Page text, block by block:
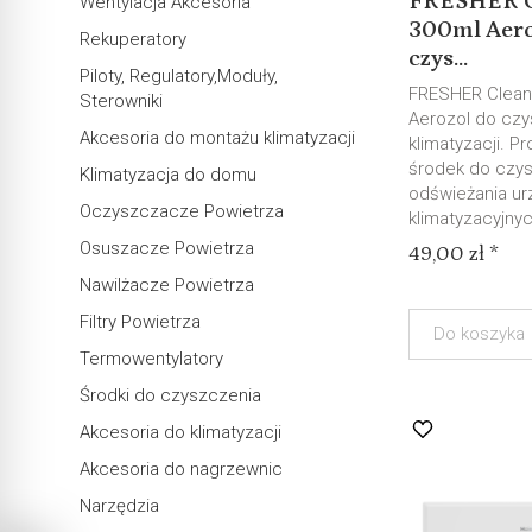
300ml
czys...
FRESHER
Aerozol do
klimatyzacji.
środek do
odświeżania
49,00 zł *
Do koszyka
Rekuperatory
Piloty, Regulatory,Moduły,
Sterowniki
Akcesoria do montażu klimatyzacji
Klimatyzacja do domu
Oczyszczacze Powietrza
Osuszacze Powietrza
Nawilżacze Powietrza
Filtry Powietrza
Termowentylatory
Środki do czyszczenia
Akcesoria do klimatyzacji
Akcesoria do nagrzewnic
Narzędzia